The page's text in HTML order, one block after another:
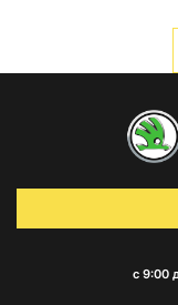
с 9:00